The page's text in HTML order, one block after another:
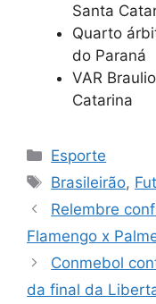
Santa
Quarto
do Paraná
VAR
Catarina
Categorias
Esporte
Tags
Brasileirão,
Relembre
Flamengo x
Conmebol
da final da